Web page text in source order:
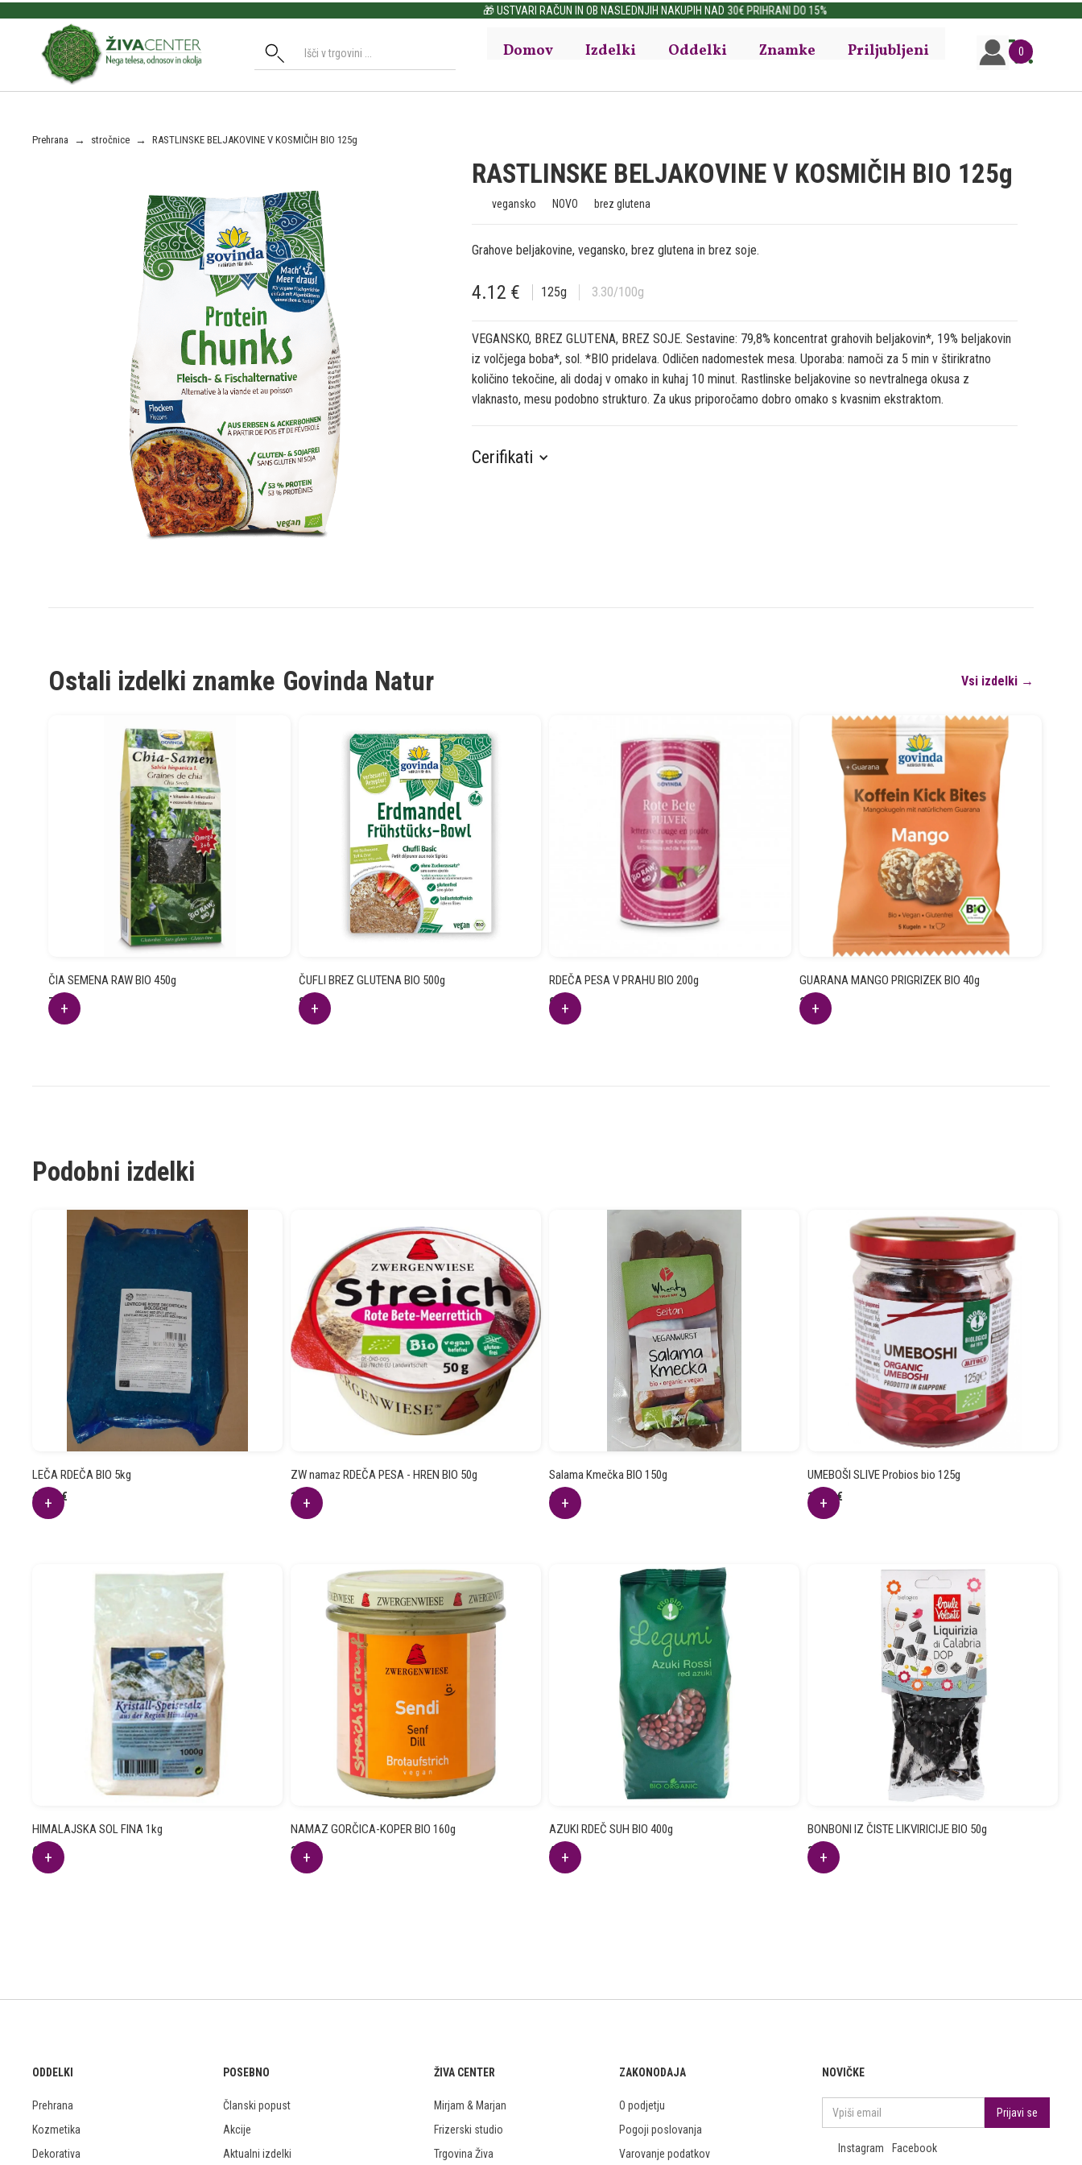
🎁 USTVARI RAČUN IN OB NASLEDNJIH NAKUPIH NAD 30€ PRIHRANI DO 15%
Domov Izdelki Oddelki Znamke Priljubljeni 0
Prehrana → stročnice → RASTLINSKE BELJAKOVINE V KOSMIČIH BIO 125g
RASTLINSKE BELJAKOVINE V KOSMIČIH BIO 125g
vegansko NOVO brez glutena
Grahove beljakovine, vegansko, brez glutena in brez soje.
4.12 € 125g 3.30/100g
VEGANSKO, BREZ GLUTENA, BREZ SOJE. Sestavine: 79,8% koncentrat grahovih beljakovin*, 19% beljakovin
iz volčjega boba*, sol. *BIO pridelava. Odličen nadomestek mesa. Uporaba: namoči za 5 min v štirikratno
količino tekočine, ali dodaj v omako in kuhaj 10 minut. Rastlinske beljakovine so nevtralnega okusa z
vlaknasto, mesu podobno strukturo. Za ukus priporočamo dobro omako s kvasnim ekstraktom.
Cerifikati
Ostali izdelki znamke Govinda Natur Vsi izdelki →
ČIA SEMENA RAW BIO 450g
7.52
€
ČUFLI BREZ GLUTENA BIO 500g
8.35
€
RDEČA PESA V PRAHU BIO 200g
9.46
€
GUARANA MANGO PRIGRIZEK BIO 40g
2.26
€
Podobni izdelki
LEČA RDEČA BIO 5kg
44.04€
ZW namaz RDEČA PESA - HREN BIO 50g
1.22
€
Salama Kmečka BIO 150g
4.63
€
UMEBOŠI SLIVE Probios bio 125g
13.07€
HIMALAJSKA SOL FINA 1kg
6.19
€
NAMAZ GORČICA-KOPER BIO 160g
3.12
€
AZUKI RDEČ SUH BIO 400g
4.98
€
BONBONI IZ ČISTE LIKVIRICIJE BIO 50g
3.04
€
ODDELKI
Prehrana
Kozmetika
Dekorativa
POSEBNO
Članski popust
Akcije
Aktualni izdelki
ŽIVA CENTER
Mirjam & Marjan
Frizerski studio
Trgovina Živa
ZAKONODAJA
O podjetju
Pogoji poslovanja
Varovanje podatkov
NOVIČKE
Instagram Facebook